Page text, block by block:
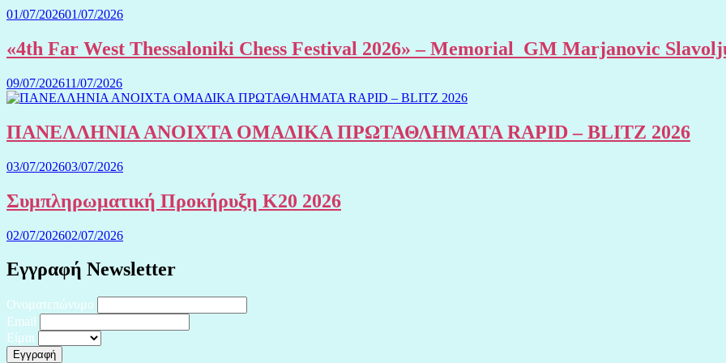
01/07/202601/07/2026
«4th Far West Thessaloniki Chess Festival 2026» – Memorial GM Marjanovic
09/07/202611/07/2026
ΠΑΝΕΛΛΗΝΙΑ ΑΝΟΙΧΤΑ ΟΜΑΔΙΚΑ ΠΡΩΤΑΘΛΗΜΑΤΑ RAPID – BLITZ 2026
03/07/202603/07/2026
Συμπληρωματική Προκήρυξη Κ20 2026
02/07/202602/07/2026
Εγγραφή Newsletter
Ονοματεπώνυμο
Email
Είμαι